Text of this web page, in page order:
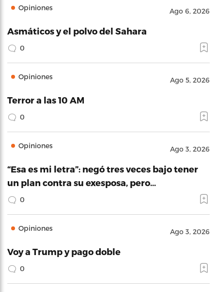
Opiniones Ago 6, 2026
Asmáticos y el polvo del Sahara
0
Opiniones Ago 5, 2026
Terror a las 10 AM
0
Opiniones Ago 3, 2026
“Esa es mi letra”: negó tres veces bajo tener
un plan contra su exesposa, pero…
0
Opiniones Ago 3, 2026
Voy a Trump y pago doble
0